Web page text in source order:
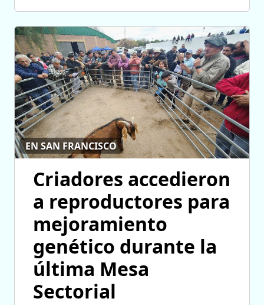
EN SAN FRANCISCO
Criadores accedieron
a reproductores para
mejoramiento
genético durante la
última Mesa
Sectorial